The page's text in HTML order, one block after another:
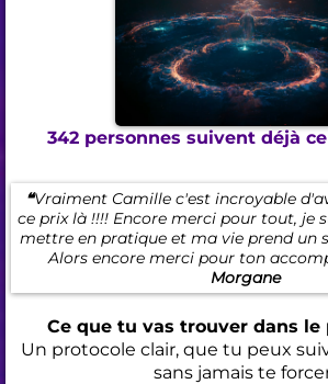
342 personnes suivent déjà
❝Vraiment Camille c'est incroyable
ce prix là !!!! Encore merci pour tout, je
mettre en pratique et ma vie prend un
Alors encore merci pour ton
Morgane
Ce que tu vas trouver dans le
Un protocole clair, que tu peux
sans jamais te